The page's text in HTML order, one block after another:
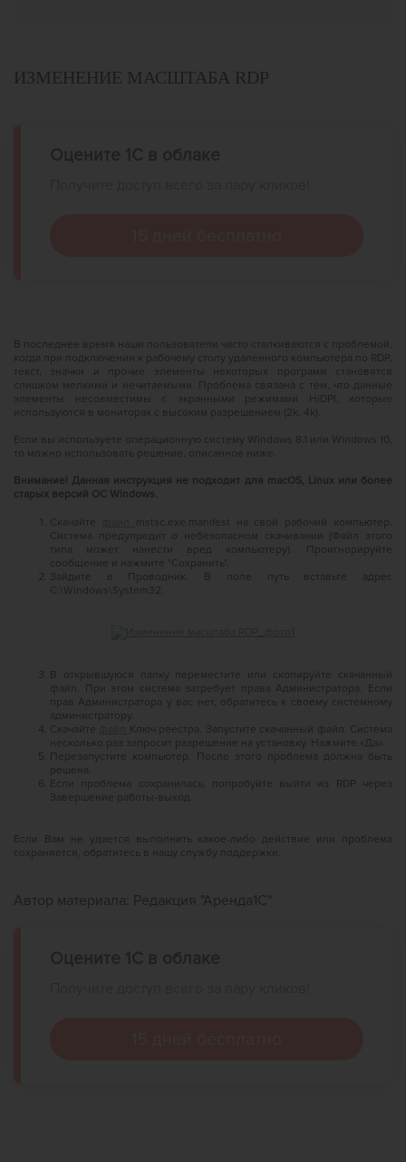
ИЗМЕНЕНИЕ МАСШТАБА RDP
В последнее время наши пользователи часто сталкиваются с проблемой,
когда при подключении к рабочему столу удаленного компьютера по RDP,
текст, значки и прочие элементы некоторых программ становятся
слишком мелкими и нечитаемыми. Проблема связана с тем, что данные
элементы несовместимы с экранными режимами HiDPI, которые
используются в мониторах с высоким разрешением (2k, 4k).
Если вы используете операционную систему Windows 8.1 или Windows 10,
то можно использовать решение, описанное ниже.
Внимание! Данная инструкция не подходит для macOS, Linux или более
старых версий ОС Windows.
Скачайте
mstsc.exe.manifest на свой рабочий компьютер.
Система предупредит о небезопасном скачивании (Файл этого
типа может нанести вред компьютеру). Проигнорируйте
сообщение и нажмите "Сохранить".
Зайдите в Проводник. В поле путь вставьте адрес
C:\Windows\System32.
В открывшуюся папку переместите или скопируйте скачанный
файл. При этом система затребует права Администратора. Если
прав Администратора у вас нет, обратитесь к своему системному
администратору.
Скачайте
Ключ реестра. Запустите скачанный файл. Система
несколько раз запросит разрешение на установку. Нажмите «Да».
Перезапустите компьютер. После этого проблема должна быть
решена.
Если проблема сохранилась, попробуйте выйти из RDP через
Завершение работы-выход.
Если Вам не удается выполнить какое-либо действие или проблема
сохраняется, обратитесь в нашу службу поддержки.
Автор материала: Редакция "Аренда1С"